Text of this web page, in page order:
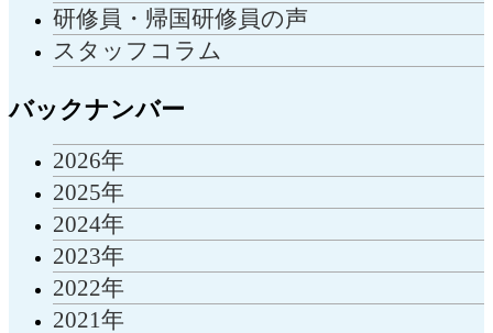
研修員・帰国研修員の声
スタッフコラム
バックナンバー
2026年
2025年
2024年
2023年
2022年
2021年